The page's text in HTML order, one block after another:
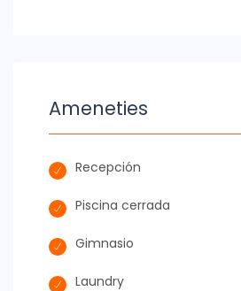
Ameneties
Recepción
Piscina cerrada
Gimnasio
Laundry